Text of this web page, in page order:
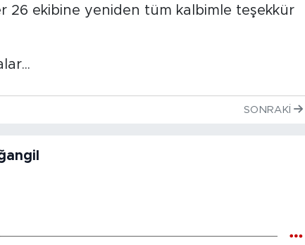
26 ekibine yeniden tüm kalbimle teşekkür
SONRAKI